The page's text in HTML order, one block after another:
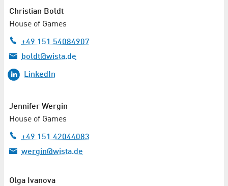
Christian Boldt
House of Games
+49 151 54084907
boldt@wista.de
LinkedIn
Jennifer Wergin
House of Games
+49 151 42044083
wergin@wista.de
Olga Ivanova